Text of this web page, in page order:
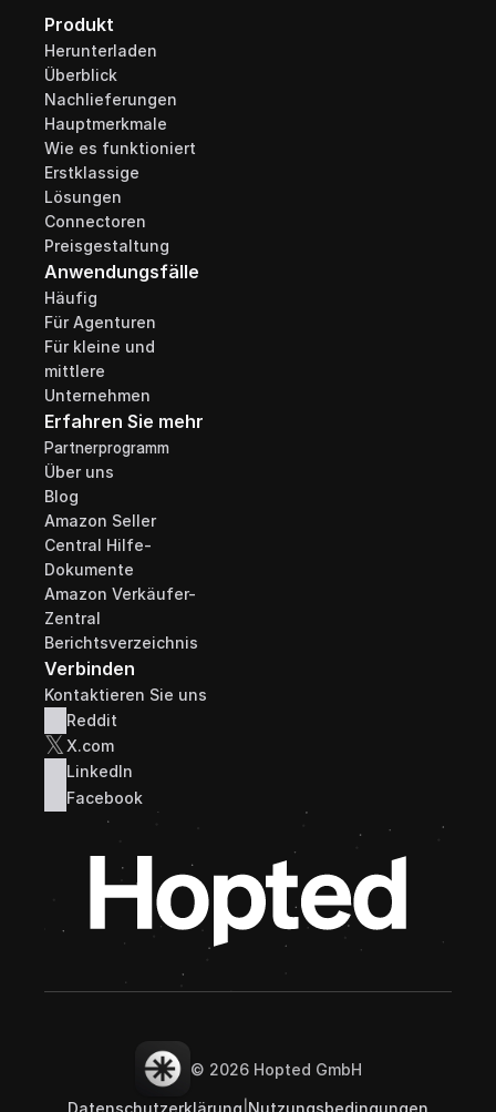
Produkt
Herunterladen
Überblick
Nachlieferungen
Hauptmerkmale
Wie es funktioniert
Erstklassige
Lösungen
Connectoren
Preisgestaltung
Anwendungsfälle
Häufig
Für Agenturen
Für kleine und
mittlere
Unternehmen
Erfahren Sie mehr
Partnerprogramm
Über uns
Blog
Amazon Seller
Central Hilfe-
Dokumente
Amazon Verkäufer-
Zentral
Berichtsverzeichnis
Verbinden
Kontaktieren Sie uns
Reddit
𝕏 X.com
LinkedIn
Facebook
© 2026 Hopted GmbH
Datenschutzerklärung Nutzungsbedingungen